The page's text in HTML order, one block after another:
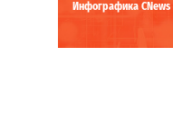
Инфографика CNews